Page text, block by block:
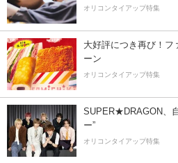
オリコンタイアップ特集
大好評につき再び！フ
ーン
オリコンタイアップ特集
SUPER★DRAGON、
ー”
オリコンタイアップ特集